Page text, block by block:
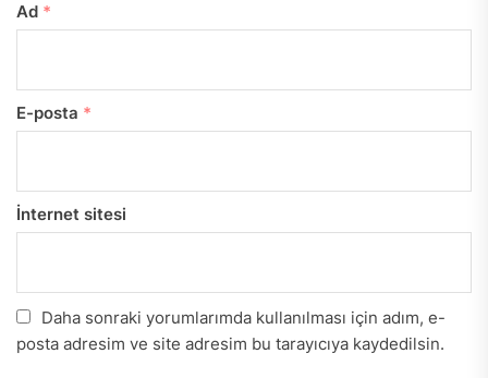
Ad *
E-posta *
İnternet sitesi
Daha sonraki yorumlarımda kullanılması için adım, e-
posta adresim ve site adresim bu tarayıcıya kaydedilsin.